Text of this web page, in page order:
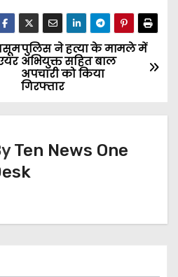
पुलिस ने हत्या के मामले में
अभियुक्त सहित बाल
अपचारी को किया
गिरफ्तार
Ten News One